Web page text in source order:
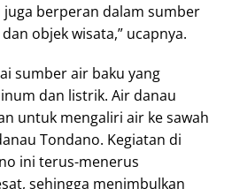
juga berperan dalam sumber
objek wisata,” ucapnya.
sumber air baku yang
dan listrik. Air danau
untuk mengaliri air ke sawah
Tondano. Kegiatan di
ini terus-menerus
sehingga menimbulkan